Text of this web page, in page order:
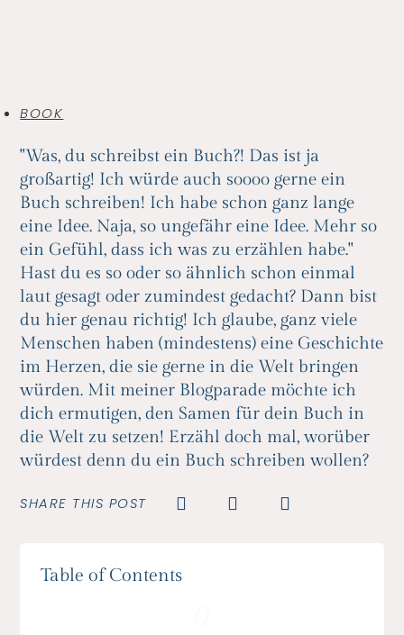
BOOK
"Was, du schreibst ein Buch?! Das ist ja
großartig! Ich würde auch soooo gerne ein
Buch schreiben! Ich habe schon ganz lange
eine Idee. Naja, so ungefähr eine Idee. Mehr so
ein Gefühl, dass ich was zu erzählen habe."
Hast du es so oder so ähnlich schon einmal
laut gesagt oder zumindest gedacht? Dann bist
du hier genau richtig! Ich glaube, ganz viele
Menschen haben (mindestens) eine Geschichte
im Herzen, die sie gerne in die Welt bringen
würden. Mit meiner Blogparade möchte ich
dich ermutigen, den Samen für dein Buch in
die Welt zu setzen! Erzähl doch mal, worüber
würdest denn du ein Buch schreiben wollen?
SHARE THIS POST
Table of Contents